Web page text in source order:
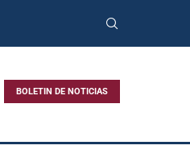
BOLETIN DE NOTICIAS